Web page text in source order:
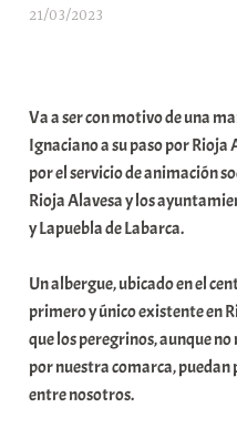
21/03/2023
a
r
E
r
r
o
x
a
K
o
Va a ser con motivo de una
Ignaciano a su paso por Rioja
por el servicio de animación
Rioja Alavesa y los
y Lapuebla de Labarca.
Un albergue, ubicado en el
primero y único existente en
que los peregrinos, aunque no
por nuestra comarca, puedan
entre nosotros.